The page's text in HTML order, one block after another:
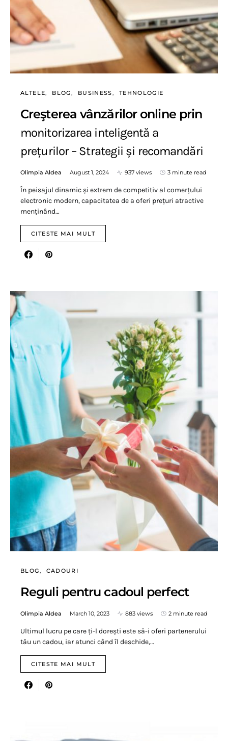
ALTELE BLOG BUSINESS TEHNOLOGIE
Creşterea vânzărilor online prin
monitorizarea inteligentă a
prețurilor – Strategii și recomandări
Olimpia Aldea August 1, 2024 937 views 3 minute read
În peisajul dinamic și extrem de competitiv al comerțului
electronic modern, capacitatea de a oferi prețuri atractive
menținând…
CITESTE MAI MULT
BLOG CADOURI
Reguli pentru cadoul perfect
Olimpia Aldea March 10, 2023 883 views 2 minute read
Ultimul lucru pe care ți-l dorești este să-i oferi partenerului
tău un cadou, iar atunci când îl deschide,…
CITESTE MAI MULT